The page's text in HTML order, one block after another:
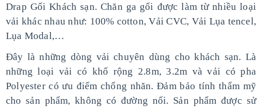
Drap Gối Khách sạn. Chăn ga gối được làm từ nhiều loại
vải khác nhau như: 100% cotton, Vải CVC, Vải Lụa tencel,
Lụa Modal,…
Đây là những dòng vải chuyên dùng cho khách sạn. Là
những loại vải có khổ rộng 2.8m, 3.2m và vải có pha
Polyester có ưu điểm chống nhăn. Đảm bảo tính thẩm mỹ
cho sản phẩm, không có đường nối. Sản phẩm được sử